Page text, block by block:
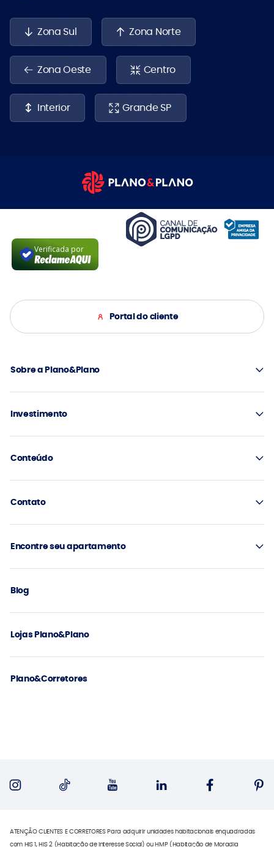
Zona Sul Zona Norte
Zona Oeste Centro
Interior Grande SP
Verificada por
Portal do cliente
Sobre a Plano&Plano
Investimento
Conteúdo
Contato
Encontre seu apartamento
Blog
Lojas Plano&Plano
Plano&Corretores
ATENÇÃO CLIENTES E CORRETORES Para adquirir unidades habitacionais enquadradas
com HIS 1, HIS 2 (Habitação de Interesse Social) ou HMP (Habitação de Moradia